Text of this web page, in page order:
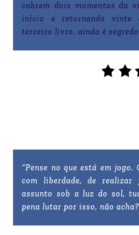
cobrem dois momentos da
início e retornando vinte
terceiro livro, ainda é
“Pense no que está em
com liberdade, de realizar
assunto sob a luz do sol,
pena lutar por isso, não